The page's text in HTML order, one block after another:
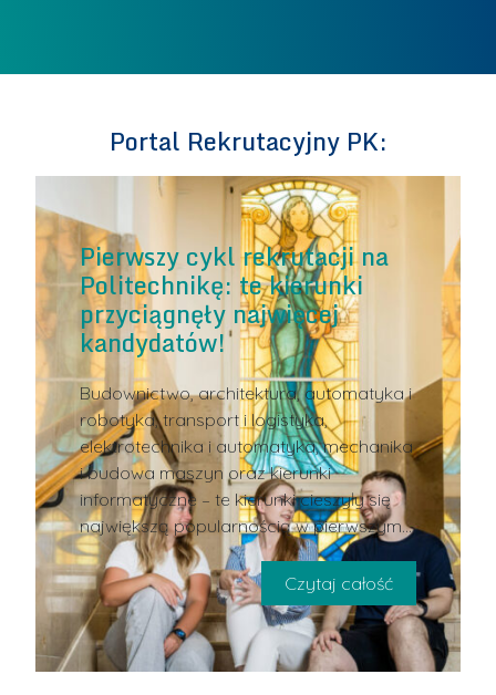
Portal Rekrutacyjny PK:
Pierwszy cykl rekrutacji na
Politechnikę: te kierunki
przyciągnęły najwięcej
kandydatów!
Budownictwo, architektura, automatyka i
robotyka, transport i logistyka,
elektrotechnika i automatyka, mechanika
i budowa maszyn oraz kierunki
informatyczne – te kierunki cieszyły się
największą popularnością w pierwszym
Czytaj całość